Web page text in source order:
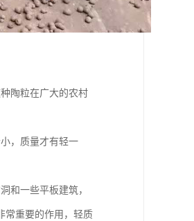
陶粒在广大的农村
，质量才有轻一
和一些平板建筑，
常重要的作用，轻质